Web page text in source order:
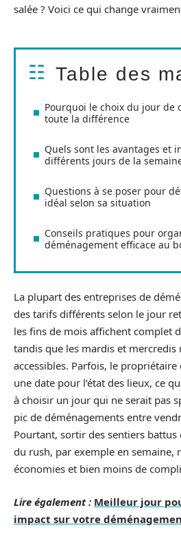
salée ? Voici ce qui change
Table des
Pourquoi le choix du jour de
toute la différence
Quels sont les avantages et
différents jours de la
Questions à se poser pour
idéal selon sa situation
Conseils pratiques pour
déménagement efficace au
La plupart des entreprises de
des tarifs différents selon le jour
les fins de mois affichent complet
tandis que les mardis et mercredis
accessibles. Parfois, le
une date pour l’état des lieux, ce
à choisir un jour qui ne serait pas
pic de déménagements entre
Pourtant, sortir des sentiers
du rush, par exemple en semaine,
économies et bien moins de
Lire également : Meilleur jour
impact sur votre